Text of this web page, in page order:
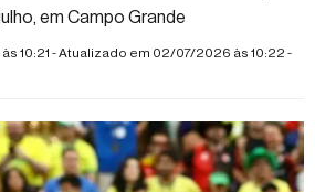
em Campo Grande
10:21 - Atualizado em 02/07/2026 às 10:22 -